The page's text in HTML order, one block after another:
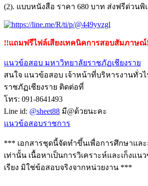
(2). แบบหนังสือ ราคา 680 บาท ส่งฟรีด่วนพิ
!!แถมฟรีไฟล์เสียงเทคนิคการสอบสัมภาษณ์
แนวข้อสอบ มหาวิทยาลัยราชภัฏเชียงราย
สนใจ แนวข้อสอบ เจ้าหน้าที่บริหารงานทั่ว
ราชภัฏเชียงราย ติดต่อที่
โทร: 091-8641493
Line id: @sheet88 มี@ด้วยนะคะ
แนวข้อสอบราชการ
*** เอกสารชุดนี้จัดทำขึ้นเพื่อการศึกษาและ
เท่านั้น เนื้อหาเป็นการวิเคราะห์และเก็งแน
เรียง มิใช่ข้อสอบจริงจากหน่วยงาน ***